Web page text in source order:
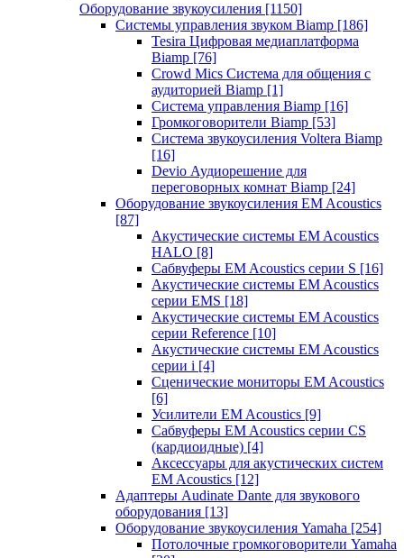
Оборудование звукоусиления [1150]
Системы управления звуком Biamp [186]
Tesira Цифровая медиаплатформа
Biamp [76]
Crowd Mics Система для общения с
аудиторией Biamp [1]
Система управления Biamp [16]
Громкоговорители Biamp [53]
Система звукоусиления Voltera Biamp
[16]
Devio Аудиорешение для
переговорных комнат Biamp [24]
Оборудование звукоусиления EM Acoustics
[87]
Акустические системы EM Acoustics
HALO [8]
Сабвуферы EM Acoustics серии S [16]
Акустические системы EM Acoustics
серии EMS [18]
Акустические системы EM Acoustics
серии Reference [10]
Акустические системы EM Acoustics
серии i [4]
Сценические мониторы EM Acoustics
[6]
Усилители EM Acoustics [9]
Сабвуферы EM Acoustics серии CS
(кардиоидные) [4]
Аксессуары для акустических систем
EM Acoustics [12]
Адаптеры Audinate Dante для звукового
оборудования [13]
Оборудование звукоусиления Yamaha [254]
Потолочные громкоговорители Yamaha